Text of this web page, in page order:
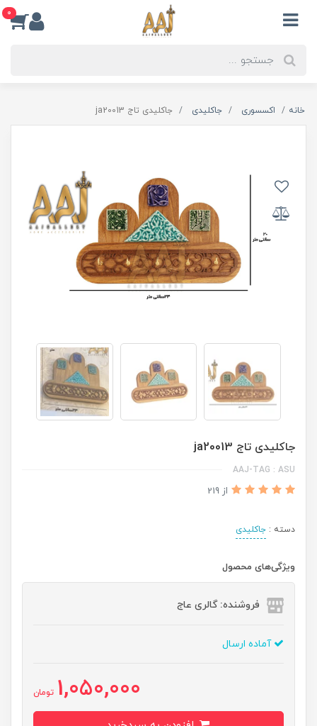
0
خانه اکسسوری جاکلیدی جاکلیدی تاج ja20013
جاکلیدی تاج ja20013
AAJ-TAG : ASU
از 219
دسته : جاکلیدی
ویژگی‌های محصول
فروشنده: گالری عاج
آماده ارسال
1,050,000 تومان